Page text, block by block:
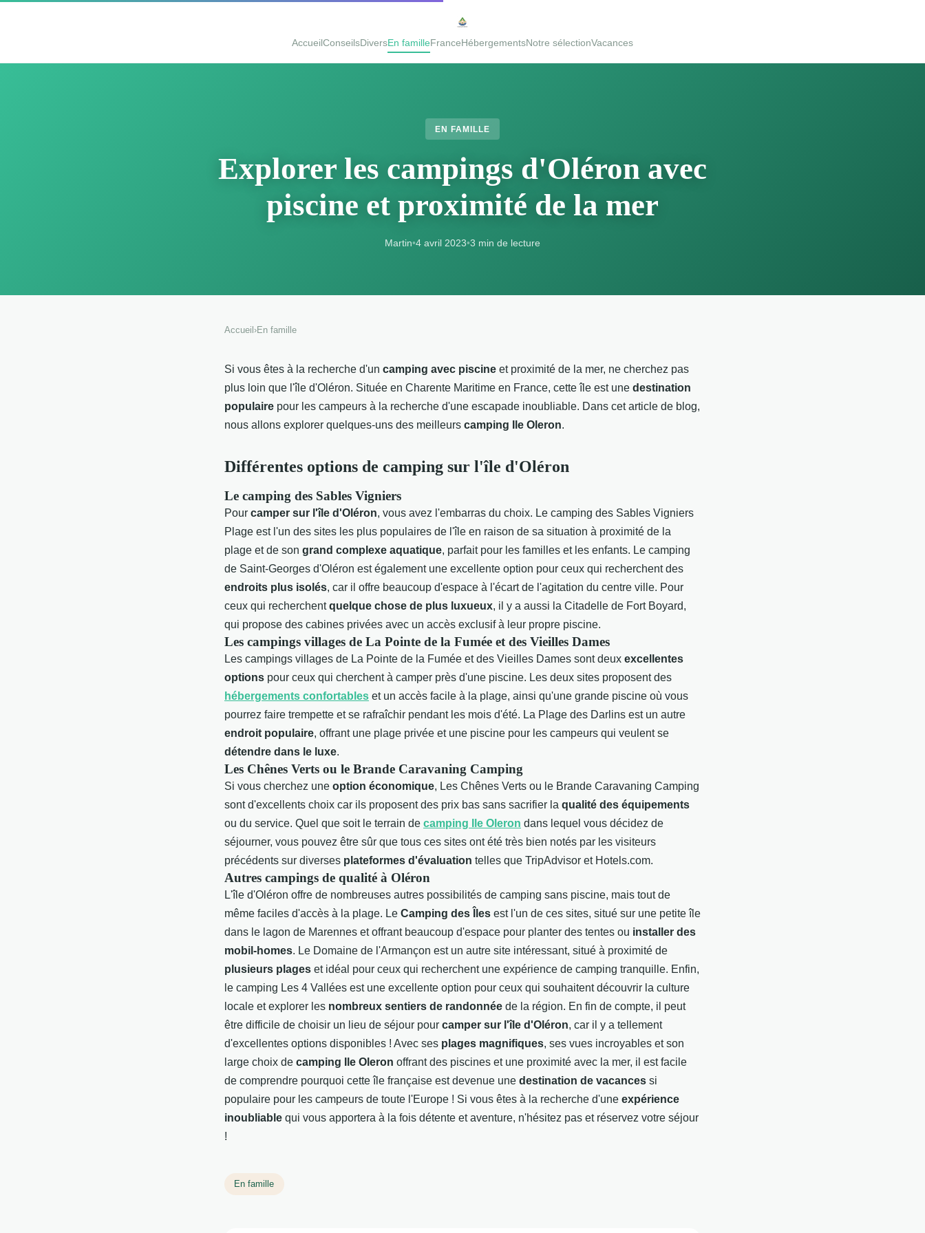
AccueilConseilsDiversEn familleFranceHébergementsNotre sélectionVacances
EN FAMILLE
Explorer les campings d'Oléron avec
piscine et proximité de la mer
Martin•4 avril 2023•3 min de lecture
Accueil ›En famille
Si vous êtes à la recherche d'un camping avec piscine et proximité de la mer, ne cherchez pas
plus loin que l'île d'Oléron. Située en Charente Maritime en France, cette île est une destination
populaire pour les campeurs à la recherche d'une escapade inoubliable. Dans cet article de blog,
nous allons explorer quelques-uns des meilleurs camping Ile Oleron.
Différentes options de camping sur l'île d'Oléron
Le camping des Sables Vigniers
Pour camper sur l'île d'Oléron, vous avez l'embarras du choix. Le camping des Sables Vigniers
Plage est l'un des sites les plus populaires de l'île en raison de sa situation à proximité de la
plage et de son grand complexe aquatique, parfait pour les familles et les enfants. Le camping
de Saint-Georges d'Oléron est également une excellente option pour ceux qui recherchent des
endroits plus isolés, car il offre beaucoup d'espace à l'écart de l'agitation du centre ville. Pour
ceux qui recherchentquelque chose de plus luxueux, il y a aussi la Citadelle de Fort Boyard,
qui propose des cabines privées avec un accès exclusif à leur propre piscine.
Les campings villages de La Pointe de la Fumée et des Vieilles Dames
Les campings villages de La Pointe de la Fumée et des Vieilles Dames sont deux excellentes
options pour ceux qui cherchent à camper près d'une piscine. Les deux sites proposent des
hébergements confortables et un accès facile à la plage, ainsi qu'une grande piscine où vous
pourrez faire trempette et se rafraîchir pendant les mois d'été. La Plage des Darlins est un autre
endroit populaire, offrant une plage privée et une piscine pour les campeurs qui veulent se
détendre dans le luxe.
Les Chênes Verts ou le Brande Caravaning Camping
Si vous cherchez une option économique, Les Chênes Verts ou le Brande Caravaning Camping
sont d'excellents choix car ils proposent des prix bas sans sacrifier la qualité des équipements
ou du service. Quel que soit le terrain de camping Ile Oleron dans lequel vous décidez de
séjourner, vous pouvez être sûr que tous ces sites ont été très bien notés par les visiteurs
précédents sur diverses plateformes d'évaluation telles que TripAdvisor et Hotels.com.
Autres campings de qualité à Oléron
L'île d'Oléron offre de nombreuses autres possibilités de camping sans piscine, mais tout de
même faciles d'accès à la plage. Le Camping des Îles est l'un de ces sites, situé sur une petite île
dans le lagon de Marennes et offrant beaucoup d'espace pour planter des tentes ou installer des
mobil-homes. Le Domaine de l'Armançon est un autre site intéressant, situé à proximité de
plusieurs plages et idéal pour ceux qui recherchent une expérience de camping tranquille. Enfin,
le camping Les 4 Vallées est une excellente option pour ceux qui souhaitent découvrir la culture
locale et explorer les nombreux sentiers de randonnée de la région. En fin de compte, il peut
être difficile de choisir un lieu de séjour pour camper sur l'île d'Oléron, car il y a tellement
d'excellentes options disponibles ! Avec ses plages magnifiques, ses vues incroyables et son
large choix de camping Ile Oleron offrant des piscines et une proximité avec la mer, il est facile
de comprendre pourquoi cette île française est devenue une destination de vacances si
populaire pour les campeurs de toute l'Europe ! Si vous êtes à la recherche d'une expérience
inoubliable qui vous apportera à la fois détente et aventure, n'hésitez pas et réservez votre séjour
!
En famille